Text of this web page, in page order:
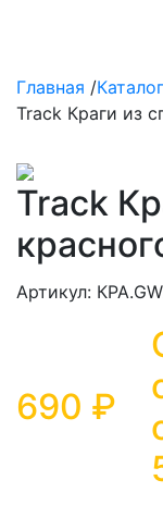
Главная /Каталог
Track Краги из
Track
Артикул:
690 ₽